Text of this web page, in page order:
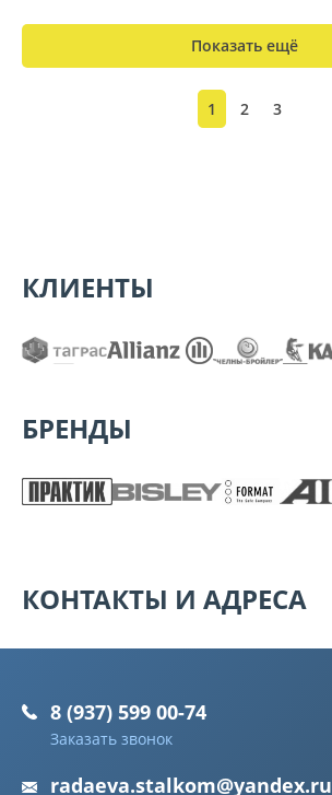
Показать ещё
1 2 3
КЛИЕНТЫ
БРЕНДЫ
КОНТАКТЫ И АДРЕСА
8 (937) 599 00-74
Заказать звонок
radaeva.stalkom@yandex.ru